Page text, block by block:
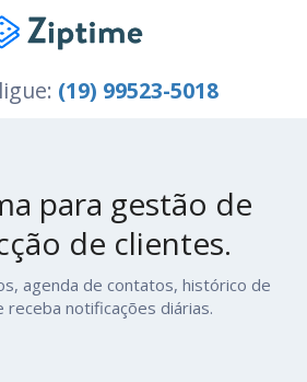
(19) 99523-5018
para gestão de
de clientes.
agenda de contatos, histórico de
receba notificações diárias.